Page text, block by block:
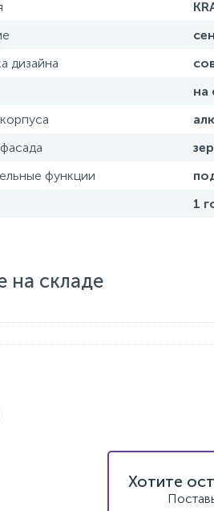
дизайна
на
функции
1
на складе
Хотите